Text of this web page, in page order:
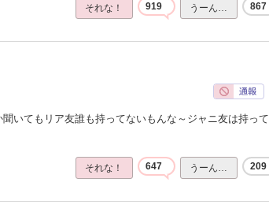
それな！ 919 うーん… 867
いてもリア友誰も持ってないもんな～ジャニ友は持って
それな！ 647 うーん… 209